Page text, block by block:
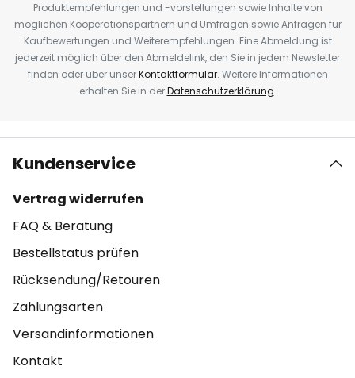
Produktempfehlungen und -vorstellungen sowie Inhalte von
möglichen Kooperationspartnern und Umfragen sowie Anfragen für
Kaufbewertungen und Weiterempfehlungen. Eine Abmeldung ist
jederzeit möglich über den Abmeldelink, den Sie in jedem Newsletter
finden oder über unserKontaktformular. Weitere Informationen
erhalten Sie in derDatenschutzerklärung.
Kundenservice
Vertrag widerrufen
FAQ & Beratung
Bestellstatus prüfen
Rücksendung/Retouren
Zahlungsarten
Versandinformationen
Kontakt